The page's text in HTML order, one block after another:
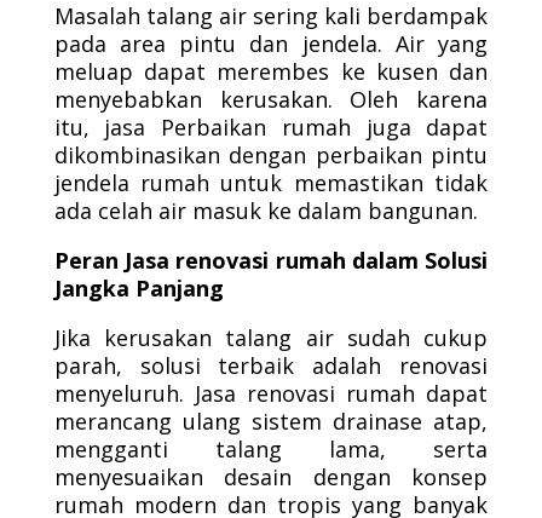
Masalah talang air sering kali berdampak
pada area pintu dan jendela. Air yang
meluap dapat merembes ke kusen dan
menyebabkan kerusakan. Oleh karena
itu, jasa Perbaikan rumah juga dapat
dikombinasikan dengan perbaikan pintu
jendela rumah untuk memastikan tidak
ada celah air masuk ke dalam bangunan.
Peran Jasa renovasi rumah dalam Solusi
Jangka Panjang
Jika kerusakan talang air sudah cukup
parah, solusi terbaik adalah renovasi
menyeluruh. Jasa renovasi rumah dapat
merancang ulang sistem drainase atap,
mengganti talang lama, serta
menyesuaikan desain dengan konsep
rumah modern dan tropis yang banyak